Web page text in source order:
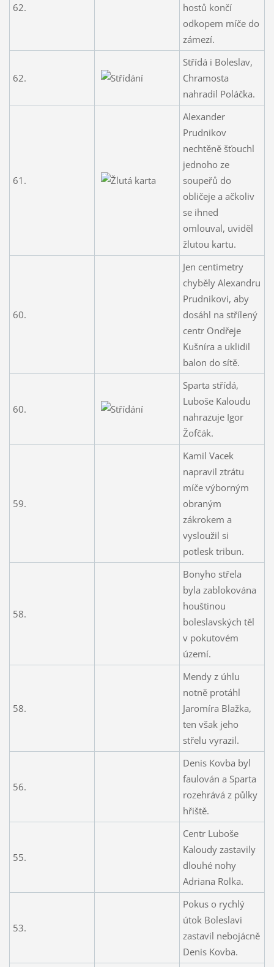
62.
hostů končí
odkopem míče do
zámezí.
62.
Střídá i Boleslav,
Chramosta
nahradil Poláčka.
61.
Alexander
Prudnikov
nechtěně šťouchl
jednoho ze
soupeřů do
obličeje a ačkoliv
se ihned
omlouval, uviděl
žlutou kartu.
60.
Jen centimetry
chyběly Alexandru
Prudnikovi, aby
dosáhl na střílený
centr Ondřeje
Kušníra a uklidil
balon do sítě.
60.
Sparta střídá,
Luboše Kaloudu
nahrazuje Igor
Žofčák.
59.
Kamil Vacek
napravil ztrátu
míče výborným
obraným
zákrokem a
vysloužil si
potlesk tribun.
58.
Bonyho střela
byla zablokována
houštinou
boleslavských těl
v pokutovém
území.
58.
Mendy z úhlu
notně protáhl
Jaromíra Blažka,
ten však jeho
střelu vyrazil.
56.
Denis Kovba byl
faulován a Sparta
rozehrává z půlky
hřiště.
55.
Centr Luboše
Kaloudy zastavily
dlouhé nohy
Adriana Rolka.
53.
Pokus o rychlý
útok Boleslavi
zastavil nebojácně
Denis Kovba.